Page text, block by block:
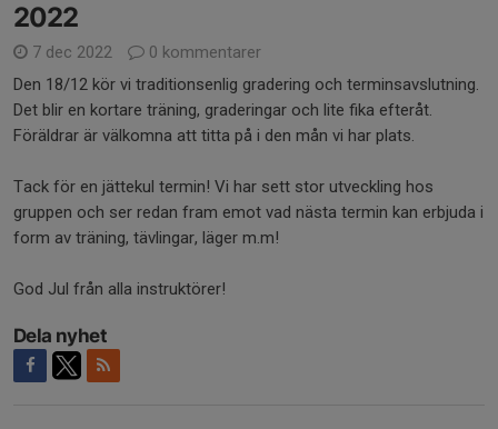
2022
7 dec 2022
0 kommentarer
Den 18/12 kör vi traditionsenlig gradering och terminsavslutning.
Det blir en kortare träning, graderingar och lite fika efteråt.
Föräldrar är välkomna att titta på i den mån vi har plats.
Tack för en jättekul termin! Vi har sett stor utveckling hos
gruppen och ser redan fram emot vad nästa termin kan erbjuda i
form av träning, tävlingar, läger m.m!
God Jul från alla instruktörer!
Dela nyhet